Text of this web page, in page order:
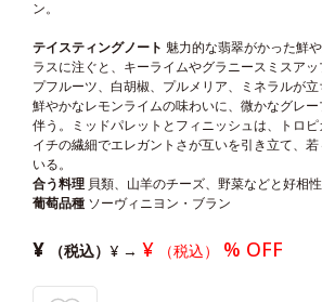
ン。
テイスティングノート 魅力的な翡翠がかった鮮
ラスに注ぐと、キーライムやグラニースミスア
プフルーツ、白胡椒、プルメリア、ミネラルが
鮮やかなレモンライムの味わいに、微かなグレ
伴う。ミッドパレットとフィニッシュは、トロ
イチの繊細でエレガントさが互いを引き立て、
いる。
合う料理 貝類、山羊のチーズ、野菜などと好相性
葡萄品種 ソーヴィニヨン・ブラン
¥ （税込） ¥ → ¥ （税込） % OFF